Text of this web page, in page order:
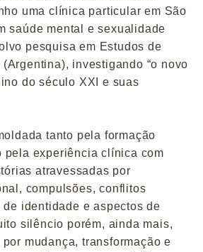
uma clínica particular em São
saúde mental e sexualidade
pesquisa em Estudos de
investigando “o novo
do século XXI e suas
tanto pela formação
pela experiência clínica com
atravessadas por
compulsões, conflitos
identidade e aspectos de
silêncio porém, ainda mais,
mudança, transformação e